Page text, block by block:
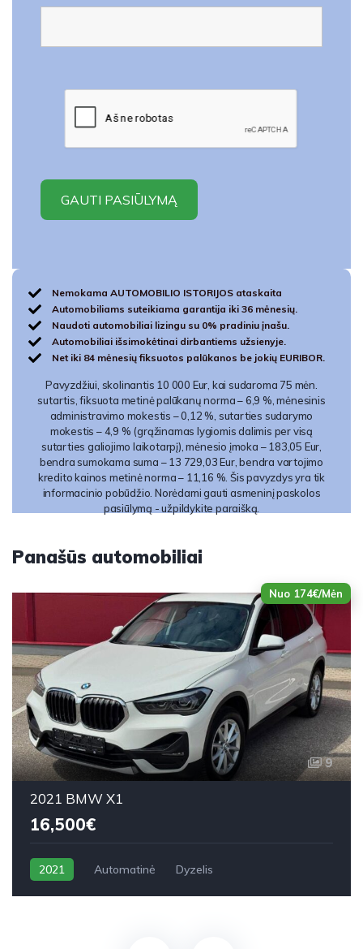
Nemokama AUTOMOBILIO ISTORIJOS ataskaita
Automobiliams suteikiama garantija iki 36 mėnesių.
Naudoti automobiliai lizingu su 0% pradiniu įnašu.
Automobiliai išsimokėtinai dirbantiems užsienyje.
Net iki 84 mėnesių fiksuotos palūkanos be jokių EURIBOR.
Pavyzdžiui, skolinantis 10 000 Eur, kai sudaroma 75 mėn.
sutartis, fiksuota metinė palūkanų norma – 6,9 %, mėnesinis
administravimo mokestis – 0,12 %, sutarties sudarymo
mokestis – 4,9 % (grąžinamas lygiomis dalimis per visą
sutarties galiojimo laikotarpį), mėnesio įmoka – 183,05 Eur,
bendra sumokama suma – 13 729,03 Eur, bendra vartojimo
kredito kainos metinė norma – 11,16 %. Šis pavyzdys yra tik
informacinio pobūdžio. Norėdami gauti asmeninį paskolos
pasiūlymą - užpildykite paraišką.
Panašūs automobiliai
Nuo 174€/Mėn
9
2021 BMW X1
16,500€
2021 Automatinė Dyzelis